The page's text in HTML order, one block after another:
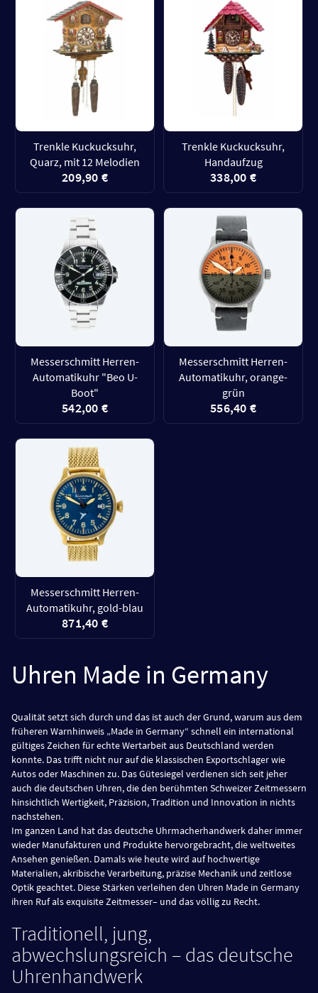
Trenkle Kuckucksuhr,
Quarz, mit 12 Melodien
209,90 €
Trenkle Kuckucksuhr,
Handaufzug
338,00 €
Messerschmitt Herren-
Automatikuhr "Beo U-
Boot"
542,00 €
Messerschmitt Herren-
Automatikuhr, orange-
grün
556,40 €
Messerschmitt Herren-
Automatikuhr, gold-blau
871,40 €
Uhren Made in Germany
Qualität setzt sich durch und das ist auch der Grund, warum aus dem
früheren Warnhinweis „Made in Germany“ schnell ein international
gültiges Zeichen für echte Wertarbeit aus Deutschland werden
konnte. Das trifft nicht nur auf die klassischen Exportschlager wie
Autos oder Maschinen zu. Das Gütesiegel verdienen sich seit jeher
auch die deutschen Uhren, die den berühmten Schweizer Zeitmessern
hinsichtlich Wertigkeit, Präzision, Tradition und Innovation in nichts
nachstehen.
Im ganzen Land hat das deutsche Uhrmacherhandwerk daher immer
wieder Manufakturen und Produkte hervorgebracht, die weltweites
Ansehen genießen. Damals wie heute wird auf hochwertige
Materialien, akribische Verarbeitung, präzise Mechanik und zeitlose
Optik geachtet. Diese Stärken verleihen den Uhren Made in Germany
ihren Ruf als exquisite Zeitmesser– und das völlig zu Recht.
Traditionell, jung,
abwechslungsreich – das deutsche
Uhrenhandwerk